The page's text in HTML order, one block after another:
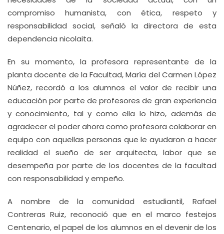
compromiso humanista, con ética, respeto y
responsabilidad social, señaló la directora de esta
dependencia nicolaita.
En su momento, la profesora representante de la
planta docente de la Facultad, María del Carmen López
Núñez, recordó a los alumnos el valor de recibir una
educación por parte de profesores de gran experiencia
y conocimiento, tal y como ella lo hizo, además de
agradecer el poder ahora como profesora colaborar en
equipo con aquellas personas que le ayudaron a hacer
realidad el sueño de ser arquitecta, labor que se
desempeña por parte de los docentes de la facultad
con responsabilidad y empeño.
A nombre de la comunidad estudiantil, Rafael
Contreras Ruiz, reconoció que en el marco festejos
Centenario, el papel de los alumnos en el devenir de los